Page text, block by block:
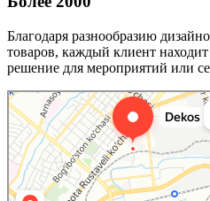
Благодаря разнообразию
товаров, каждый клиент
решение для мероприятий или